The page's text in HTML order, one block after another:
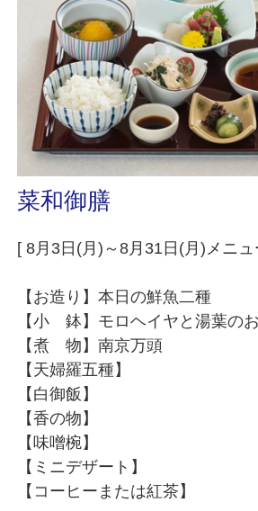
菜和御膳
[ 8月3日(月)～8月31日(月)メニュ
【お造り】本日の鮮魚二種
【小 鉢】モロヘイヤと湯葉の
【煮 物】南京万頭
【天婦羅五種】
【白御飯】
【香の物】
【味噌椀】
【ミニデザート】
【コーヒーまたは紅茶】